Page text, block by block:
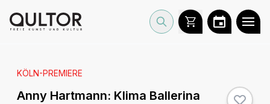
KÖLN-PREMIERE
Anny Hartmann: Klima Ballerina